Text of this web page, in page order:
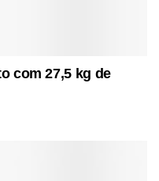
com 27,5 kg de